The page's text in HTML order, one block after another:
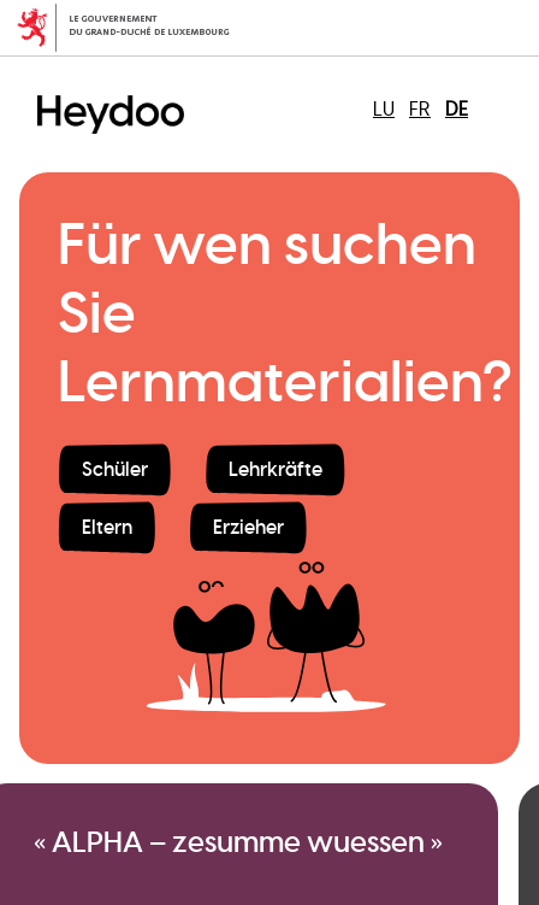
Direkt
zum
LU
FR DE
Für wen suchen
Sie
Lernmaterialien?
Schüler Lehrkräfte
Eltern Erzieher
« ALPHA – zesumme wuessen »